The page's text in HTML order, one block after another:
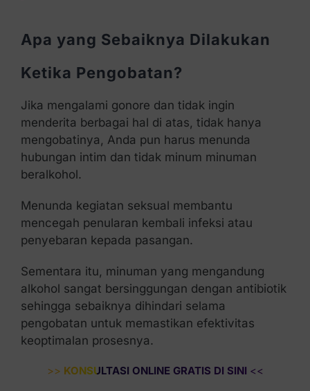
Apa yang Sebaiknya Dilakukan
Ketika Pengobatan?
Jika mengalami gonore dan tidak ingin
menderita berbagai hal di atas, tidak hanya
mengobatinya, Anda pun harus menunda
hubungan intim dan tidak minum minuman
beralkohol.
Menunda kegiatan seksual membantu
mencegah penularan kembali infeksi atau
penyebaran kepada pasangan.
Sementara itu, minuman yang mengandung
alkohol sangat bersinggungan dengan antibiotik
sehingga sebaiknya dihindari selama
pengobatan untuk memastikan efektivitas
keoptimalan prosesnya.
>> KONSULTASI ONLINE GRATIS DI SINI <<